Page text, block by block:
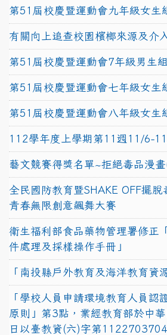
第51屆校慶暨運動會九年級女生
有關向上追查校園檳榔來源及介
第51屆校慶暨運動會7年級男生
第51屆校慶暨運動會七年級女生
第51屆校慶暨運動會八年級女生
112學年度上學期第11週11/6-
藝文競賽得獎名單~拒絕毒品漫
全民國防教育暨SHAKE OFF擺
青春無限創意飆舞大賽
衛生福利部食品藥物管理署修正
件處理及採樣操作手冊」
「南投縣戶外教育及海洋教育資
「學校人員申請環境教育人員認
原則」第3點，業經教育部於中
日以臺教資(六)字第